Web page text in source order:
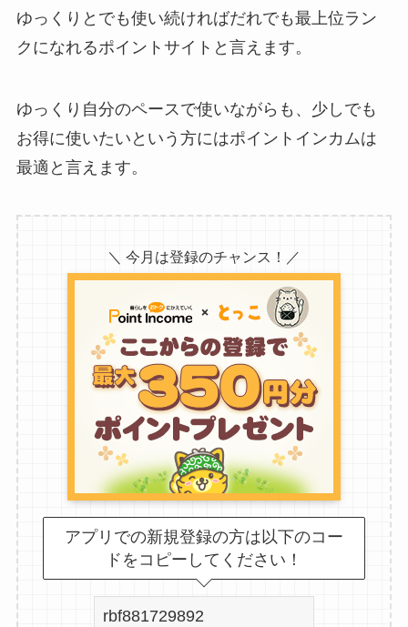
ゆっくりとでも使い続ければだれでも最上位ラン
クになれるポイントサイトと言えます。
ゆっくり自分のペースで使いながらも、少しでも
お得に使いたいという方にはポイントインカムは
最適と言えます。
＼ 今月は登録のチャンス！／
アプリでの新規登録の方は以下のコー
ドをコピーしてください！